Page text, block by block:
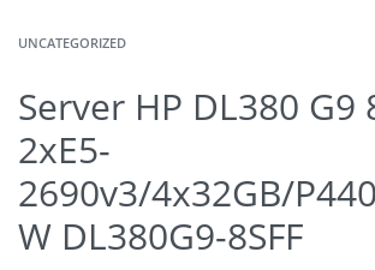
UNCATEGORIZED
Server HP DL380 G9
2xE5-
2690v3/4x32GB/
W DL380G9-8SFF